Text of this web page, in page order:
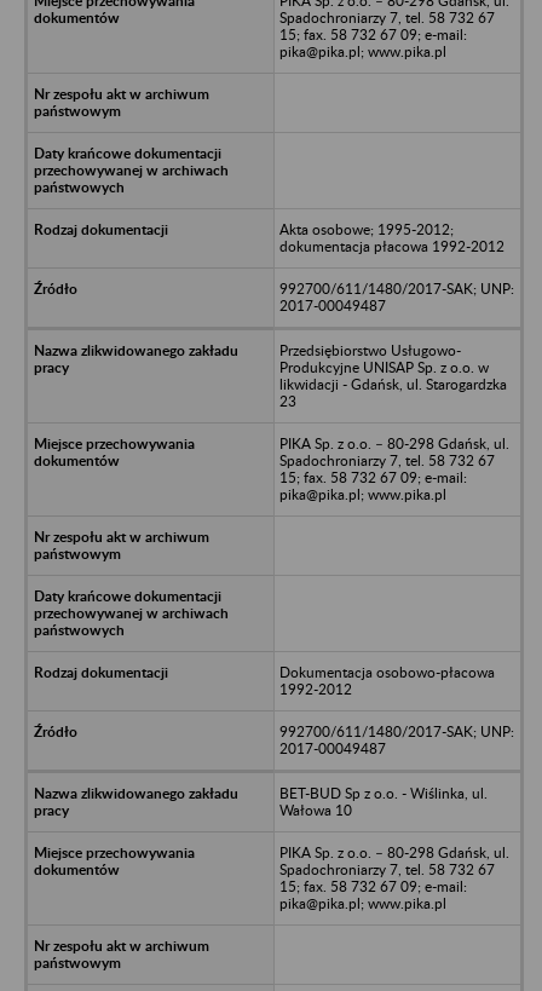
Spadochroniarzy 7, tel. 58 732 67
15; fax. 58 732 67 09; e-mail:
pika@pika.pl; www.pika.pl
Akta osobowe; 1995-2012;
dokumentacja płacowa 1992-2012
992700/611/1480/2017-SAK; UNP:
2017-00049487
Przedsiębiorstwo Usługowo-
Produkcyjne UNISAP Sp. z o.o. w
likwidacji - Gdańsk, ul. Starogardzka
23
PIKA Sp. z o.o. – 80-298 Gdańsk, ul.
Spadochroniarzy 7, tel. 58 732 67
15; fax. 58 732 67 09; e-mail:
pika@pika.pl; www.pika.pl
Dokumentacja osobowo-płacowa
1992-2012
992700/611/1480/2017-SAK; UNP:
2017-00049487
BET-BUD Sp z o.o. - Wiślinka, ul.
Wałowa 10
PIKA Sp. z o.o. – 80-298 Gdańsk, ul.
Spadochroniarzy 7, tel. 58 732 67
15; fax. 58 732 67 09; e-mail:
pika@pika.pl; www.pika.pl